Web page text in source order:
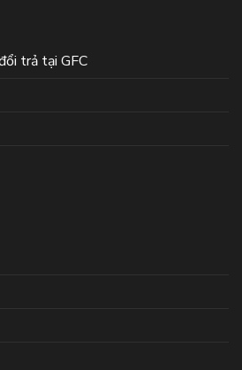
trả tại GFC